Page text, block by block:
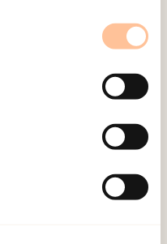
og kompetanse
Formålet er å bidra
helsemessige og
vold og traumatisk